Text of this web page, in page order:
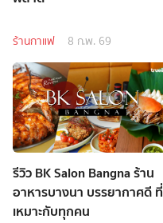
ร้านกาแฟ 8 ก.พ. 69
รีวิว BK Salon Bangna ร้าน
อาหารบางนา บรรยากาศดี ที่
เหมาะกับทุกคน